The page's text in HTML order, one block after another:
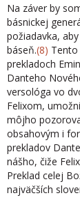
Na záver by
básnickej
požiadavka,
báseň.(8) Tento
prekla­doch
Danteho
versológa vo
Felixom,
môjho
obsahovým i
prekladov
nášho, čiže
Preklad celej
najväčších